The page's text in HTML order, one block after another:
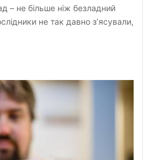
– не більше ніж безладний
не так давно з’ясували,